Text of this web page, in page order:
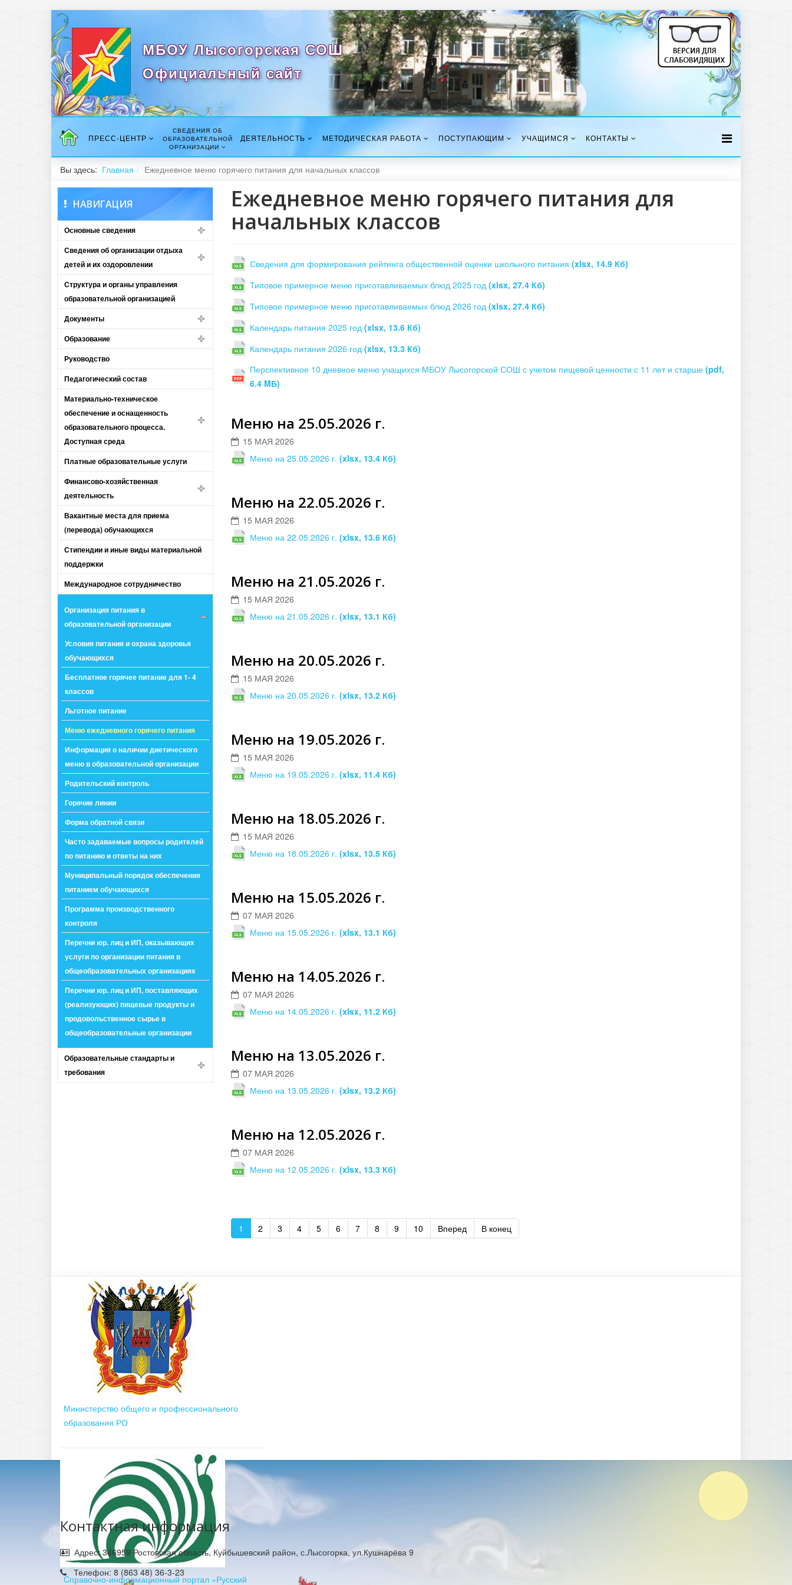
МБОУ Лысогорская СОШ
Официальный сайт
ПРЕСС-ЦЕНТР
СВЕДЕНИЯ ОБ
ОБРАЗОВАТЕЛЬНОЙ
ОРГАНИЗАЦИИ
ДЕЯТЕЛЬНОСТЬ МЕТОДИЧЕСКАЯ РАБОТА ПОСТУПАЮЩИМ УЧАЩИМСЯ КОНТАКТЫ
Вы здесь: Главная Ежедневное меню горячего питания для начальных классов
НАВИГАЦИЯ
Основные сведения
Сведения об организации отдыха
детей и их оздоровлении
Структура и органы управления
образовательной организацией
Документы
Образование
Руководство
Педагогический состав
Материально-техническое
обеспечение и оснащенность
образовательного процесса.
Доступная среда
Платные образовательные услуги
Финансово-хозяйственная
деятельность
Вакантные места для приема
(перевода) обучающихся
Стипендии и иные виды материальной
поддержки
Международное сотрудничество
Организация питания в
образовательной организации
Условия питания и охрана здоровья
обучающихся
Бесплатное горячее питание для 1- 4
классов
Льготное питание
Меню ежедневного горячего питания
Информация о наличии диетического
меню в образовательной организации
Родительский контроль
Горячие линии
Форма обратной связи
Часто задаваемые вопросы родителей
по питанию и ответы на них
Муниципальный порядок обеспечения
питанием обучающихся
Программа производственного
контроля
Перечни юр. лиц и ИП, оказывающих
услуги по организации питания в
общеобразовательных организациях
Перечни юр. лиц и ИП, поставляющих
(реализующих) пищевые продукты и
продовольственное сырье в
общеобразовательные организации
Образовательные стандарты и
требования
Ежедневное меню горячего питания для
начальных классов
Сведения для формирования рейтинга общественной оценки школьного питания (xlsx, 14.9 Кб)
Типовое примерное меню приготавливаемых блюд 2025 год (xlsx, 27.4 Кб)
Типовое примерное меню приготавливаемых блюд 2026 год (xlsx, 27.4 Кб)
Календарь питания 2025 год (xlsx, 13.6 Кб)
Календарь питания 2026 год (xlsx, 13.3 Кб)
Перспективное 10 дневное меню учащихся МБОУ Лысогорской СОШ с учетом пищевой ценности с 11 лет и старше (pdf,
6.4 MБ)
Меню на 25.05.2026 г.
15 МАЯ 2026
Меню на 25.05.2026 г. (xlsx, 13.4 Кб)
Меню на 22.05.2026 г.
15 МАЯ 2026
Меню на 22.05.2026 г. (xlsx, 13.6 Кб)
Меню на 21.05.2026 г.
15 МАЯ 2026
Меню на 21.05.2026 г. (xlsx, 13.1 Кб)
Меню на 20.05.2026 г.
15 МАЯ 2026
Меню на 20.05.2026 г. (xlsx, 13.2 Кб)
Меню на 19.05.2026 г.
15 МАЯ 2026
Меню на 19.05.2026 г. (xlsx, 11.4 Кб)
Меню на 18.05.2026 г.
15 МАЯ 2026
Меню на 18.05.2026 г. (xlsx, 13.5 Кб)
Меню на 15.05.2026 г.
07 МАЯ 2026
Меню на 15.05.2026 г. (xlsx, 13.1 Кб)
Меню на 14.05.2026 г.
07 МАЯ 2026
Меню на 14.05.2026 г. (xlsx, 11.2 Кб)
Меню на 13.05.2026 г.
07 МАЯ 2026
Меню на 13.05.2026 г. (xlsx, 13.2 Кб)
Меню на 12.05.2026 г.
07 МАЯ 2026
Меню на 12.05.2026 г. (xlsx, 13.3 Кб)
1 2 3 4 5 6 7 8 9 10 Вперед В конец
Министерство общего и профессионального
образования РО
Cправочно-информационный портал «Русский
Контактная информация
Адрес: 346959 Ростовская область, Куйбышевский район, с.Лысогорка, ул.Кушнарёва 9
Телефон: 8 (863 48) 36-3-23